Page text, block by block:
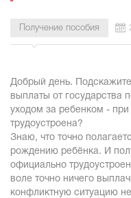
Получение пособия
Добрый день.
выплаты от государства
уходом за ребенком -
трудоустроена?
Знаю, что точно
рождению ребёнка. И
официально
воле точно ничего
конфликтную ситуацию